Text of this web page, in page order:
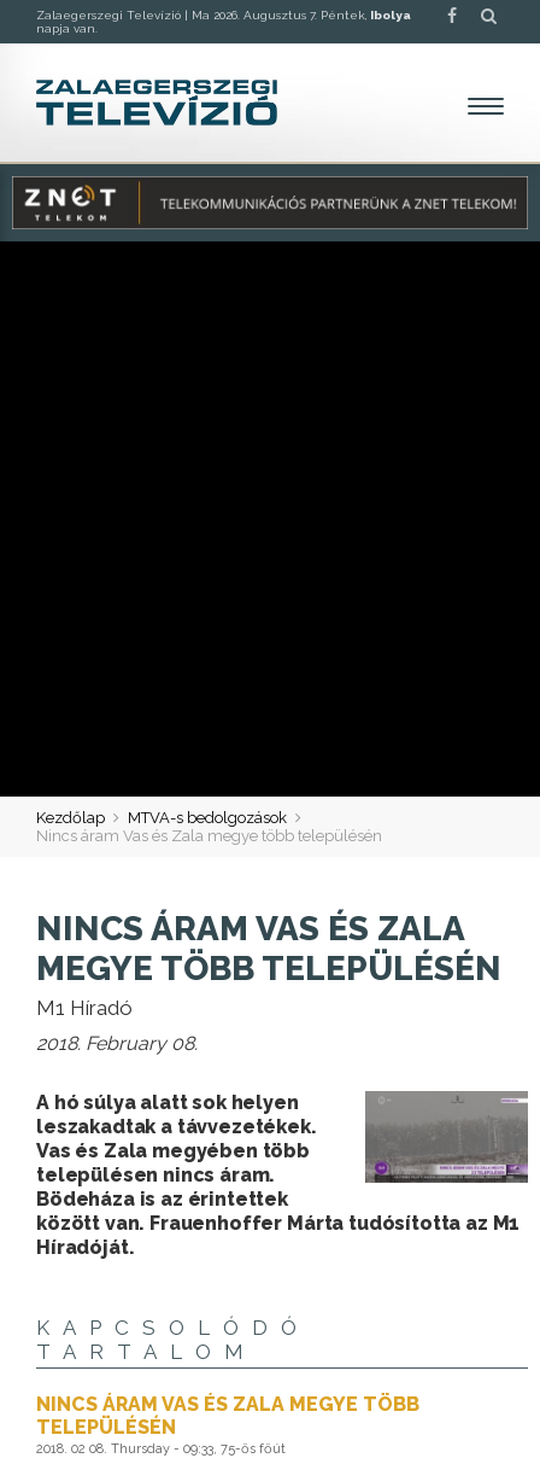
Zalaegerszegi Televízió | Ma 2026. Augusztus 7. Péntek, Ibolya
napja van.
Kezdőlap
MTVA-s bedolgozások
Nincs áram Vas és Zala megye több településén
NINCS ÁRAM VAS ÉS ZALA
MEGYE TÖBB TELEPÜLÉSÉN
M1 Híradó
2018. February 08.
A hó súlya alatt sok helyen
leszakadtak a távvezetékek.
Vas és Zala megyében több
településen nincs áram.
Bödeháza is az érintettek
között van. Frauenhoffer Márta tudósította az M1
Híradóját.
KAPCSOLÓDÓ
TARTALOM
NINCS ÁRAM VAS ÉS ZALA MEGYE TÖBB
TELEPÜLÉSÉN
2018. 02 08. Thursday - 09:33, 75-ős főút